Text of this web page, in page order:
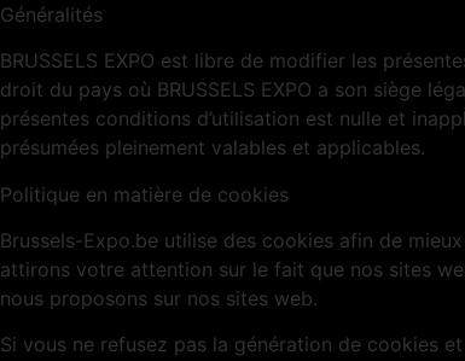
Généralités
BRUSSELS EXPO est libre de modifier les
droit du pays où BRUSSELS EXPO a son siège
présentes conditions d’utilisation est nulle et
présumées pleinement valables et applicables.
Politique en matière de cookies
Brussels-Expo.be utilise des cookies afin de
attirons votre attention sur le fait que nos sites
nous proposons sur nos sites web.
Si vous ne refusez pas la génération de cookies